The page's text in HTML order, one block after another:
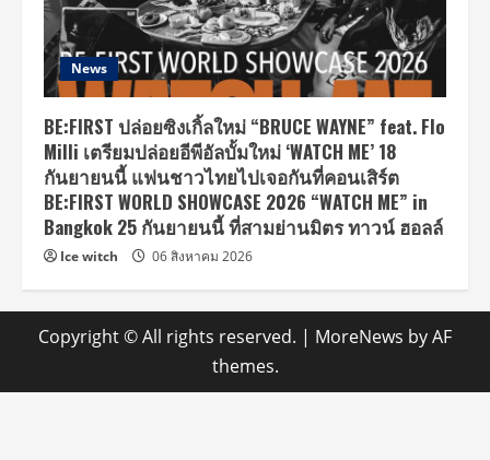
News
BE:FIRST ปล่อยซิงเกิ้ลใหม่ “BRUCE WAYNE” feat. Flo
Milli เตรียมปล่อยอีพีอัลบั้มใหม่ ‘WATCH ME’ 18
กันยายนนี้ แฟนชาวไทยไปเจอกันที่คอนเสิร์ต
BE:FIRST WORLD SHOWCASE 2026 “WATCH ME” in
Bangkok 25 กันยายนนี้ ที่สามย่านมิตร ทาวน์ ฮอลล์
Ice witch 06 สิงหาคม 2026
Copyright © All rights reserved. | MoreNews by AF
themes.